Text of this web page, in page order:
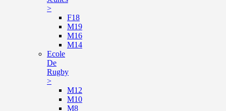
>
F18
M19
M16
M14
Ecole
De
Rugby
>
M12
M10
M8